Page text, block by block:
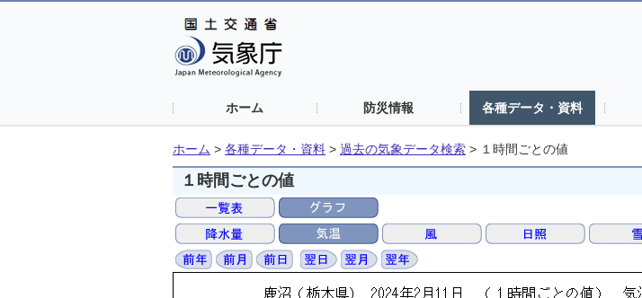
ホーム 防災情報 各種データ・資料
ホーム > 各種データ・資料 > 過去の気象データ検索 > １時間ごとの値
１時間ごとの値